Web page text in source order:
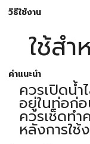
วิธีใช้งาน
ใช้สำ
คำแนะนำ
ควรเปิดน้
อยู่ในท่อก่
ควรเช็ดทำ
หลังการใช้